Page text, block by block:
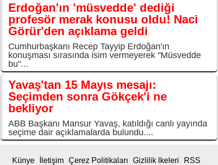
Erdoğan'ın 'müsvedde' dediği
profesör merak konusu oldu! Naci
Görür'den açıklama geldi
Cumhurbaşkanı Recep Tayyip Erdoğan'ın
konuşması sırasında isim vermeyerek "Müsvedde
bu"...
Yavaş'tan 15 Mayıs mesajı:
Seçimden sonra Gökçek'i ne
bekliyor
ABB Başkanı Mansur Yavaş, katıldığı canlı yayında
seçime dair açıklamalarda bulundu....
Künye İletişim Çerez Politikaları Gizlilik lkeleri RSS